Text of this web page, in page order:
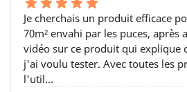
Je cherchais un produit efficace
70m² envahi par les puces, après
vidéo sur ce produit qui explique
j'ai voulu tester. Avec toutes les
l'util…